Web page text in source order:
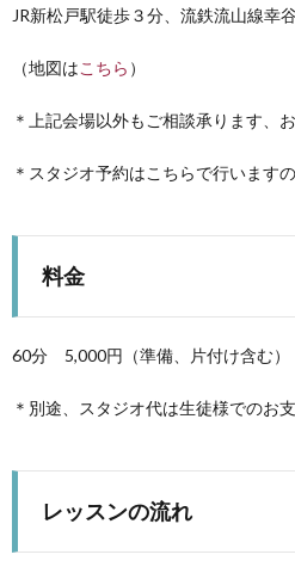
JR新松戸駅徒歩３分、流鉄流山線幸
（地図はこちら ）
＊上記会場以外もご相談承ります、
＊スタジオ予約はこちらで行います
料金
60分 5,000円（準備、片付け含む）
＊別途、スタジオ代は生徒様でのお
レッスンの流れ